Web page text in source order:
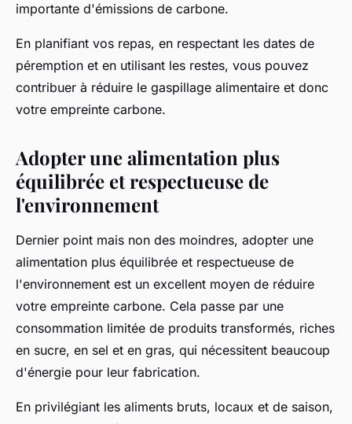
importante d'émissions de carbone.
En planifiant vos repas, en respectant les dates de
péremption et en utilisant les restes, vous pouvez
contribuer à réduire le gaspillage alimentaire et donc
votre empreinte carbone.
Adopter une alimentation plus
équilibrée et respectueuse de
l'environnement
Dernier point mais non des moindres, adopter une
alimentation plus équilibrée et respectueuse de
l'environnement est un excellent moyen de réduire
votre empreinte carbone. Cela passe par une
consommation limitée de produits transformés, riches
en sucre, en sel et en gras, qui nécessitent beaucoup
d'énergie pour leur fabrication.
En privilégiant les aliments bruts, locaux et de saison,